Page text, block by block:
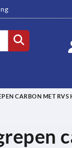
CARBON MET RVS